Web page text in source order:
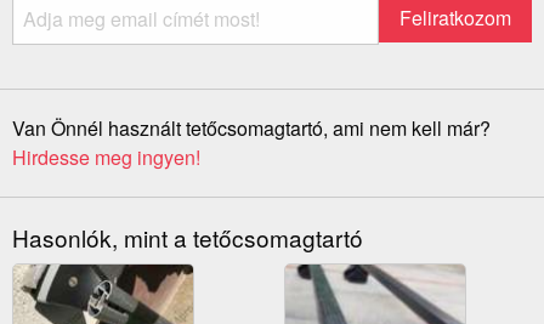
Van Önnél használt tetőcsomagtartó, ami nem kell már?
Hirdesse meg ingyen!
Hasonlók, mint a tetőcsomagtartó